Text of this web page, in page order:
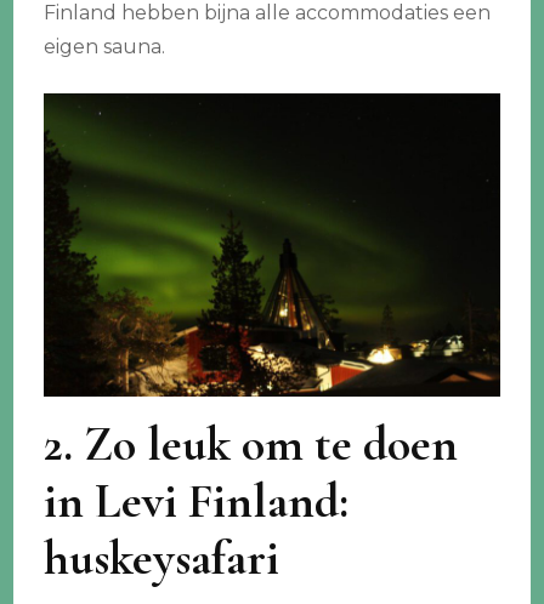
Finland hebben bijna alle accommodaties een
eigen sauna.
2. Zo leuk om te doen
in Levi Finland:
huskeysafari